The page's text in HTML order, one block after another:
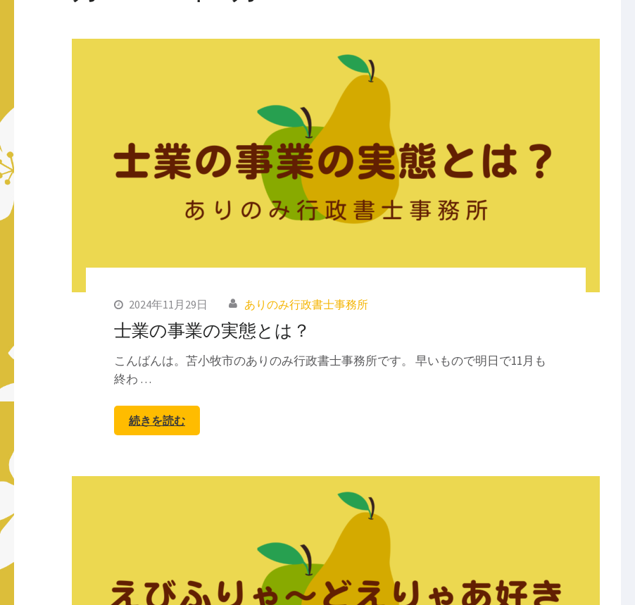
プ
押
2024年11月29日 ありのみ行政書士事務所
士業の事業の実態とは？
こんばんは。苫小牧市のありのみ行政書士事務所です。 早いもので明日で11月も
終わ …
続きを読む